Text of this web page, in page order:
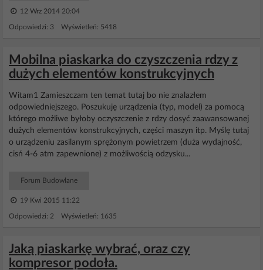
12 Wrz 2014 20:04
Odpowiedzi: 3 Wyświetleń: 5418
Mobilna piaskarka do czyszczenia rdzy z
dużych elementów konstrukcyjnych
Witam1 Zamieszczam ten temat tutaj bo nie znalazłem
odpowiedniejszego. Poszukuję urządzenia (typ, model) za pomocą
którego możliwe byłoby oczyszczenie z rdzy dosyć zaawansowanej
dużych elementów konstrukcyjnych, części maszyn itp. Myślę tutaj
o urządzeniu zasilanym sprężonym powietrzem (duża wydajność,
cisń 4-6 atm zapewnione) z możliwością odzysku...
Forum Budowlane
19 Kwi 2015 11:22
Odpowiedzi: 2 Wyświetleń: 1635
Jaką piaskarkę wybrać, oraz czy
kompresor podoła.